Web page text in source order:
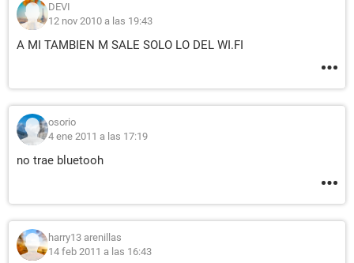
DEVI
12 nov 2010 a las 19:43
A MI TAMBIEN M SALE SOLO LO DEL WI.FI
osorio
4 ene 2011 a las 17:19
no trae bluetooh
harry13 arenillas
14 feb 2011 a las 16:43